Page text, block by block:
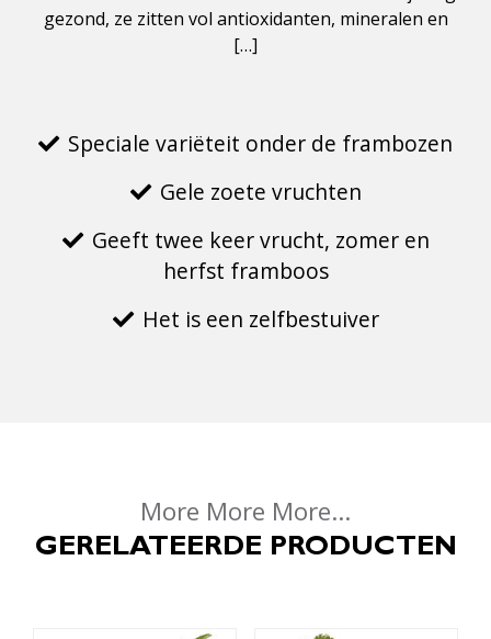
gezond, ze zitten vol antioxidanten, mineralen en
[…]
Speciale variëteit onder de frambozen
Gele zoete vruchten
Geeft twee keer vrucht, zomer en
herfst framboos
Het is een zelfbestuiver
More More More...
GERELATEERDE PRODUCTEN